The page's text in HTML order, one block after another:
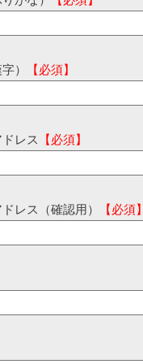
） 【必須】
レス 【必須】
レス（確認用） 【必須